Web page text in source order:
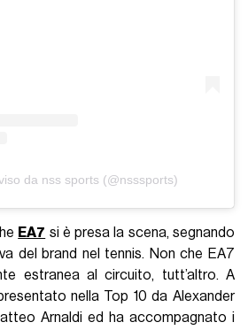
da nss sports (@nsssports)
EA7 si è presa la scena, segnando
del brand nel tennis. Non che EA7
estranea al circuito, tutt’altro. A
nella Top 10 da Alexander
Arnaldi ed ha accompagnato i